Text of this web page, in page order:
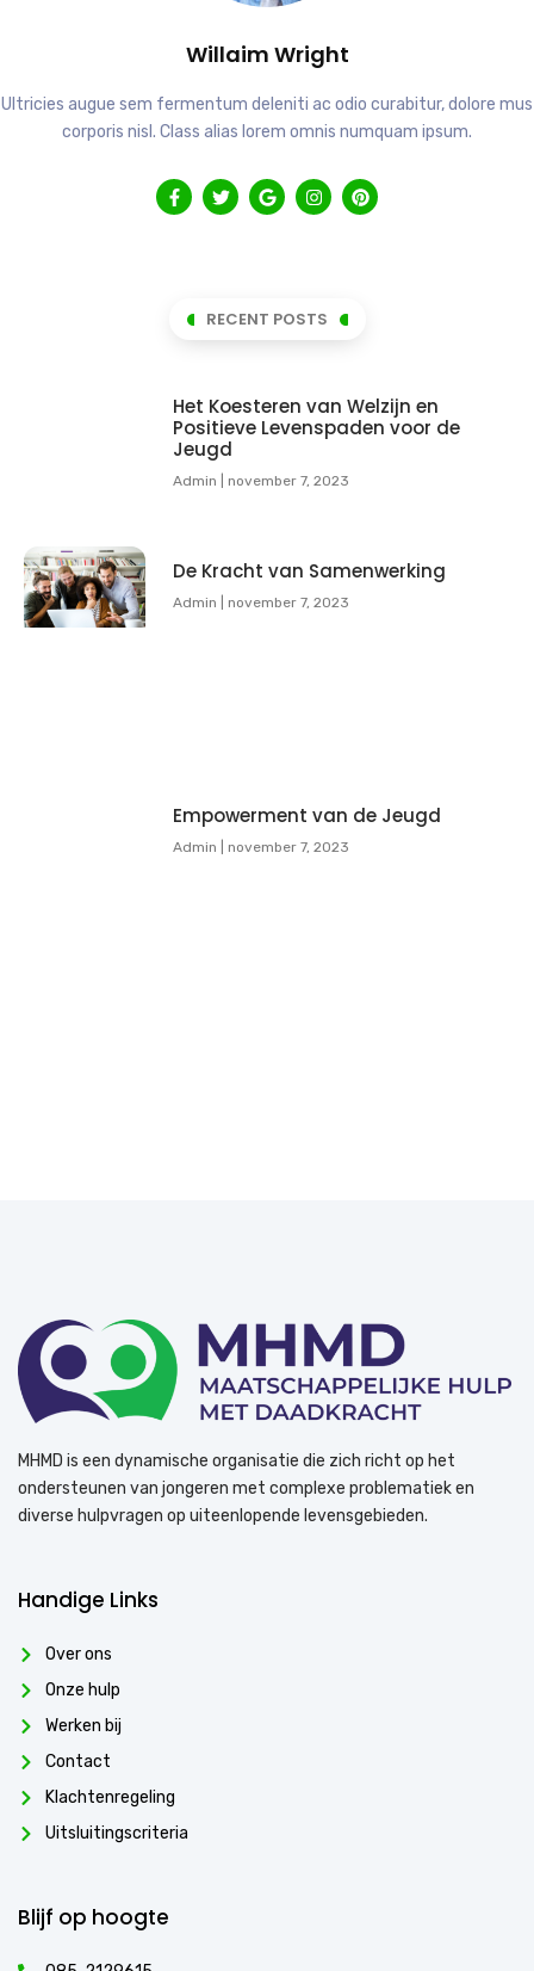
Willaim Wright
Ultricies augue sem fermentum deleniti ac odio curabitur, dolore mus
corporis nisl. Class alias lorem omnis numquam ipsum.
RECENT POSTS
Het Koesteren van Welzijn en
Positieve Levenspaden voor de
Jeugd
Admin november 7, 2023
De Kracht van Samenwerking
Admin november 7, 2023
Empowerment van de Jeugd
Admin november 7, 2023
MHMD is een dynamische organisatie die zich richt op het
ondersteunen van jongeren met complexe problematiek en
diverse hulpvragen op uiteenlopende levensgebieden.
Handige Links
Over ons
Onze hulp
Werken bij
Contact
Klachtenregeling
Uitsluitingscriteria
Blijf op hoogte